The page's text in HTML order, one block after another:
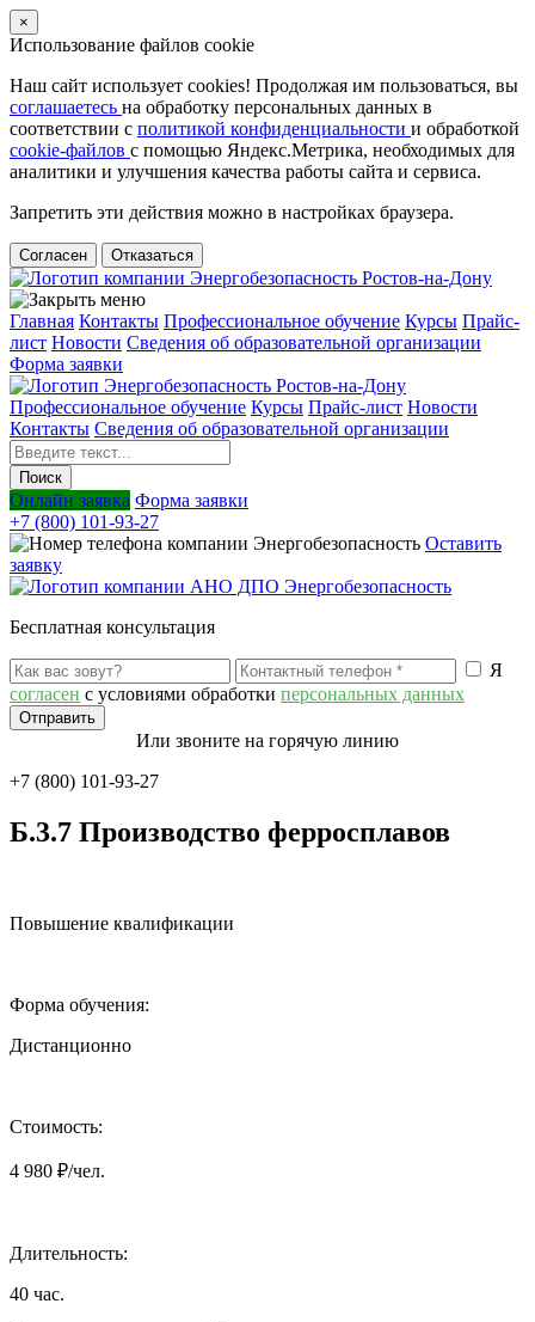
×
Использование файлов cookie
Наш сайт использует cookies! Продолжая им пользоваться, вы
соглашаетесь на обработку персональных данных в
соответствии с политикой конфиденциальности и обработкой
cookie-файлов с помощью Яндекс.Метрика, необходимых для
аналитики и улучшения качества работы сайта и сервиса.
Запретить эти действия можно в настройках браузера.
Согласен Отказаться
Главная Контакты Профессиональное обучение Курсы Прайс-
лист Новости Cведения об образовательной организации
Форма заявки
Профессиональное обучение Курсы Прайс-лист Новости
Контакты Cведения об образовательной организации
Онлайн заявка Форма заявки
+7 (800) 101-93-27
Оставить
заявку
Бесплатная консультация
Я
согласен с условиями обработки персональных данных
Или звоните на горячую линию
+7 (800) 101-93-27
Б.3.7 Производство ферросплавов
Повышение квалификации
Форма обучения:
Дистанционно
Стоимость:
4 980 ₽/чел.
Длительность:
40 час.